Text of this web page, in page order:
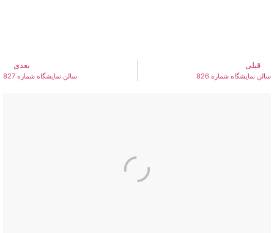
قبلی
سالن نمایشگاه شماره 826
بعدی
سالن نمایشگاه شماره 827